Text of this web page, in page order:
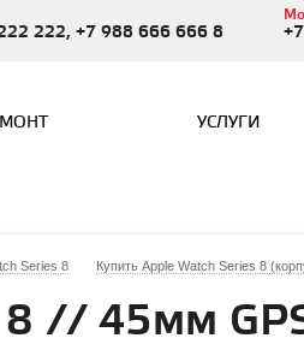
222, +7 988 666 666 8
УСЛУГИ
Series 8 Купить Apple Watch Series 8
8 // 45мм